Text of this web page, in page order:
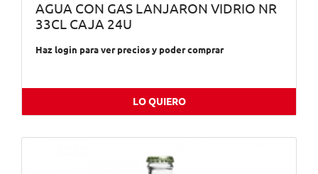
AGUA CON GAS LANJARON VIDRIO NR
33CL CAJA 24U
Haz login para ver precios y poder comprar
LO QUIERO